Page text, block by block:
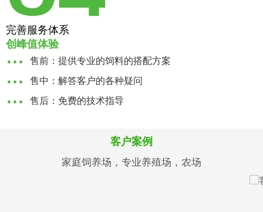
完善服务体系
创峰值体验
售前：提供专业的饲料的搭配方案
售中：解答客户的各种疑问
售后：免费的技术指导
客户案例
家庭饲养场，专业养殖场，农场